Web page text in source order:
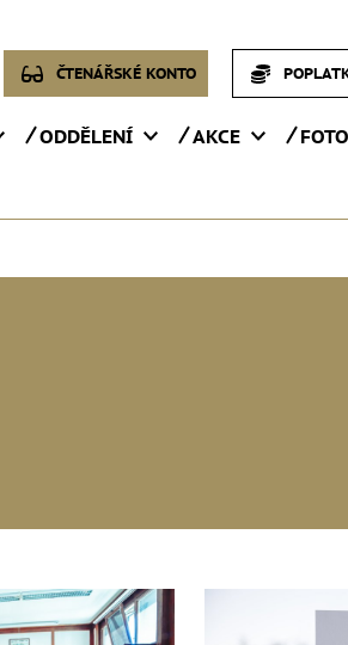
ČTENÁŘSKÉ KONTO
ODDĚLENÍ AKCE